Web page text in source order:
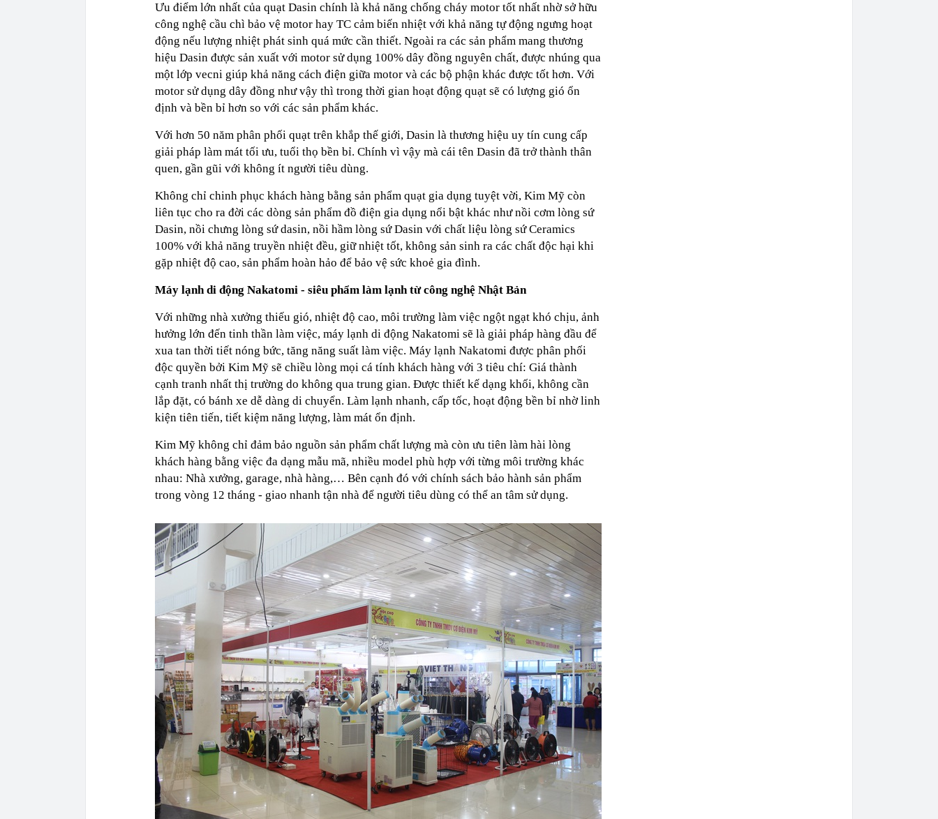
Ưu điểm lớn nhất của quạt Dasin chính là khả năng chống cháy motor tốt nhất nhờ sở hữu
công nghệ cầu chì bảo vệ motor hay TC cảm biến nhiệt với khả năng tự động ngưng hoạt
động nếu lượng nhiệt phát sinh quá mức cần thiết. Ngoài ra các sản phẩm mang thương
hiệu Dasin được sản xuất với motor sử dụng 100% dây đồng nguyên chất, được nhúng qua
một lớp vecni giúp khả năng cách điện giữa motor và các bộ phận khác được tốt hơn. Với
motor sử dụng dây đồng như vậy thì trong thời gian hoạt động quạt sẽ có lượng gió ổn
định và bền bỉ hơn so với các sản phẩm khác.
Với hơn 50 năm phân phối quạt trên khắp thế giới, Dasin là thương hiệu uy tín cung cấp
giải pháp làm mát tối ưu, tuổi thọ bền bỉ. Chính vì vậy mà cái tên Dasin đã trở thành thân
quen, gần gũi với không ít người tiêu dùng.
Không chỉ chinh phục khách hàng bằng sản phẩm quạt gia dụng tuyệt vời, Kim Mỹ còn
liên tục cho ra đời các dòng sản phẩm đồ điện gia dụng nổi bật khác như nồi cơm lòng sứ
Dasin, nồi chưng lòng sứ dasin, nồi hầm lòng sứ Dasin với chất liệu lòng sứ Ceramics
100% với khả năng truyền nhiệt đều, giữ nhiệt tốt, không sản sinh ra các chất độc hại khi
gặp nhiệt độ cao, sản phẩm hoàn hảo để bảo vệ sức khoẻ gia đình.
Máy lạnh di động Nakatomi - siêu phẩm làm lạnh từ công nghệ Nhật Bản
Với những nhà xưởng thiếu gió, nhiệt độ cao, môi trường làm việc ngột ngạt khó chịu, ảnh
hưởng lớn đến tinh thần làm việc, máy lạnh di động Nakatomi sẽ là giải pháp hàng đầu để
xua tan thời tiết nóng bức, tăng năng suất làm việc. Máy lạnh Nakatomi được phân phối
độc quyền bởi Kim Mỹ sẽ chiều lòng mọi cá tính khách hàng với 3 tiêu chí: Giá thành
cạnh tranh nhất thị trường do không qua trung gian. Được thiết kế dạng khối, không cần
lắp đặt, có bánh xe dễ dàng di chuyển. Làm lạnh nhanh, cấp tốc, hoạt động bền bỉ nhờ linh
kiện tiên tiến, tiết kiệm năng lượng, làm mát ổn định.
Kim Mỹ không chỉ đảm bảo nguồn sản phẩm chất lượng mà còn ưu tiên làm hài lòng
khách hàng bằng việc đa dạng mẫu mã, nhiều model phù hợp với từng môi trường khác
nhau: Nhà xưởng, garage, nhà hàng,… Bên cạnh đó với chính sách bảo hành sản phẩm
trong vòng 12 tháng - giao nhanh tận nhà để người tiêu dùng có thể an tâm sử dụng.